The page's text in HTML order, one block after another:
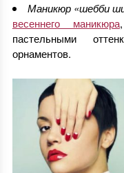
Маникюр «шебби
весеннего маникюра
пастельными
орнаментов.